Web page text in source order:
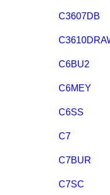
C3607DB
C6BU2
C6MEY
C6SS
C7
C7BUR
C7SC